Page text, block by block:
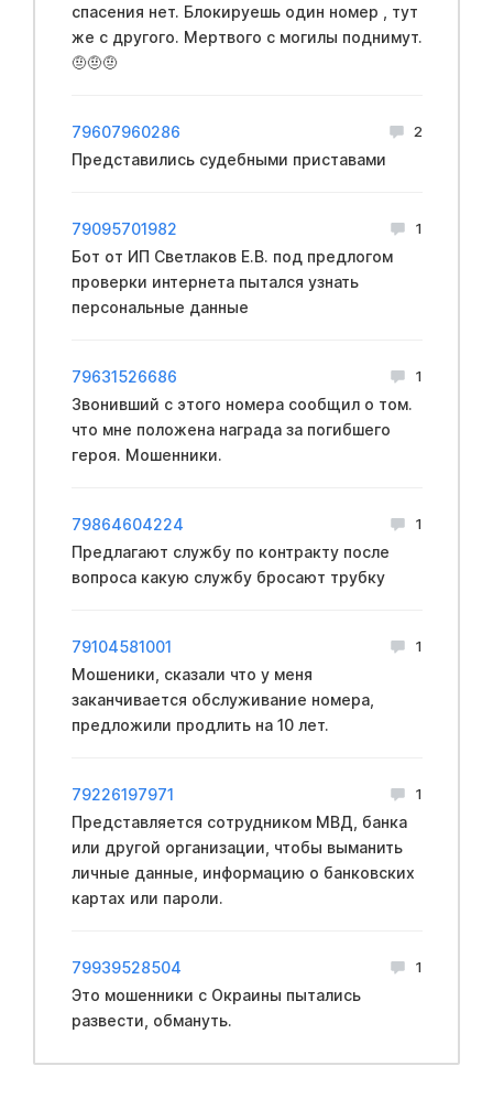
спасения нет. Блокируешь один номер , тут
же с другого. Мертвого с могилы поднимут.
🤨🤨🤨
79607960286 2
Представились судебными приставами
79095701982 1
Бот от ИП Светлаков Е.В. под предлогом
проверки интернета пытался узнать
персональные данные
79631526686 1
Звонивший с этого номера сообщил о том.
что мне положена награда за погибшего
героя. Мошенники.
79864604224 1
Предлагают службу по контракту после
вопроса какую службу бросают трубку
79104581001 1
Мошеники, сказали что у меня
заканчивается обслуживание номера,
предложили продлить на 10 лет.
79226197971 1
Представляется сотрудником MBД, банка
или другой организации, чтобы выманить
личные данные, информацию о банковских
картах или пароли.
79939528504 1
Это мошенники с Oкраины пытались
развести, обмануть.